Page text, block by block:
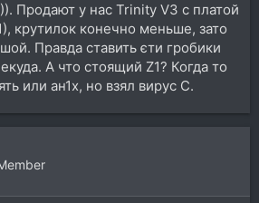
Продают у нас Trinity V3 с платой
крутилок конечно меньше, зато
Правда ставить єти гробики
А что стоящий Z1? Когда то
или ан1х, но взял вирус С.